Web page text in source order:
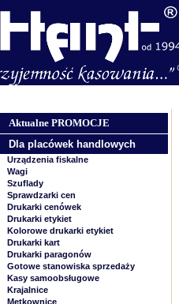
Aktualne PROMOCJE
Dla placówek handlowych
Urządzenia fiskalne
Wagi
Szuflady
Sprawdzarki cen
Drukarki cenówek
Drukarki etykiet
Kolorowe drukarki etykiet
Drukarki kart
Drukarki paragonów
Gotowe stanowiska sprzedaży
Kasy samoobsługowe
Krajalnice
Metkownice